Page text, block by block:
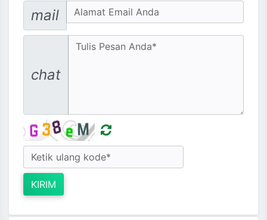
Email address
mail
chat
KIRIM